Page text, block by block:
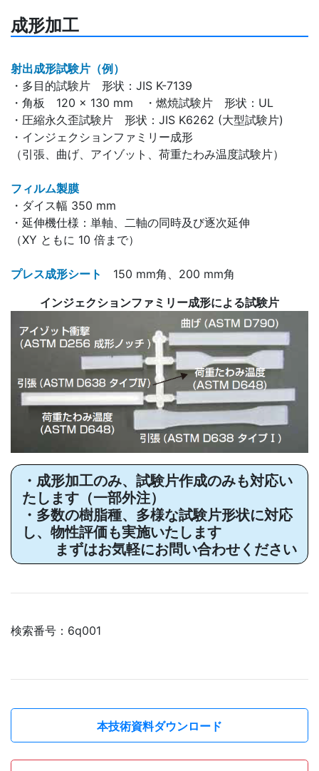
成形加工
射出成形試験片（例）
・多目的試験片 形状：JIS K-7139
・角板 120 × 130 mm ・燃焼試験片 形状：UL
・圧縮永久歪試験片 形状：JIS K6262 (大型試験片)
・インジェクションファミリー成形
（引張、曲げ、アイゾット、荷重たわみ温度試験片）
フィルム製膜
・ダイス幅 350 mm
・延伸機仕様：単軸、二軸の同時及び逐次延伸
（XY ともに 10 倍まで）
プレス成形シート
150 mm角、200 mm角
インジェクションファミリー成形による試験片
・成形加工のみ、試験片作成のみも対応い
たします（一部外注）
・多数の樹脂種、多様な試験片形状に対応
し、物性評価も実施いたします
まずはお気軽にお問い合わせください
検索番号：6q001
本技術資料ダウンロード